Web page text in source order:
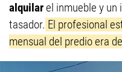
alquilarel inmueble y
tasador. El profesional
mensual del predio era